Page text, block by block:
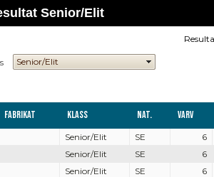
Senior/Elit
Fabrikat Klass Nat. Varv
Senior/Elit SE 6
Senior/Elit SE 6
Senior/Elit SE 6